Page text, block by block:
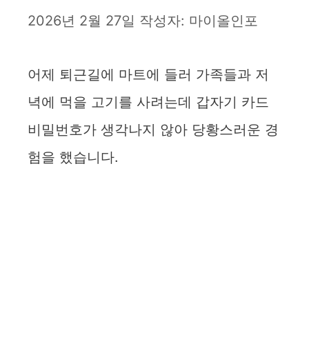
2026년 2월 27일 작성자: 마이올인포
어제 퇴근길에 마트에 들러 가족들과 저
녁에 먹을 고기를 사려는데 갑자기 카드
비밀번호가 생각나지 않아 당황스러운 경
험을 했습니다.